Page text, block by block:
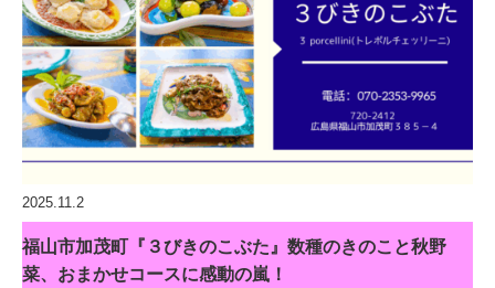
2025.11.2
福山市加茂町『３びきのこぶた』数種のきのこと秋野
菜、おまかせコースに感動の嵐！